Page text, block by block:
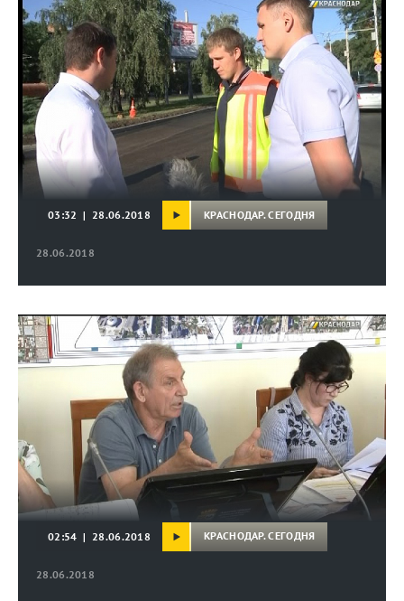
28.06.2018
03:32 | 28.06.2018 КРАСНОДАР. СЕГОДНЯ
28.06.2018
02:54 | 28.06.2018 КРАСНОДАР. СЕГОДНЯ